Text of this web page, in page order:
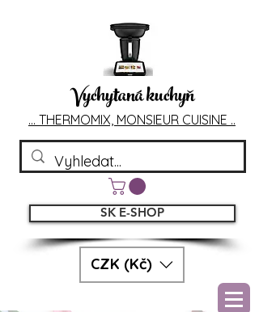
Vychytaná kuchyň
... THERMOMIX, MONSIEUR CUISINE ..
CZK (Kč)
SK E-SHOP